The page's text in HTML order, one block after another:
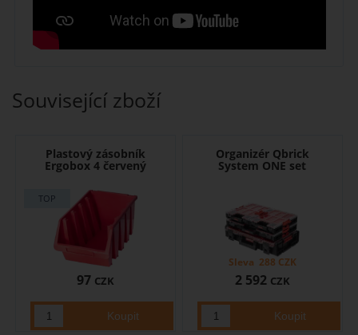
Související zboží
Plastový zásobník
Ergobox 4 červený
97 CZK
Organizér Qbrick
System ONE set
2 592 CZK
Sleva 288 CZK